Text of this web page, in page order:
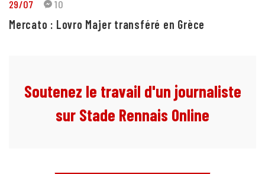
29/07 10
Mercato : Lovro Majer transféré en Grèce
Soutenez le travail d'un journaliste
sur Stade Rennais Online